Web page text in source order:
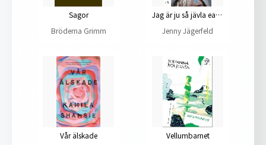
Sagor
Bröderna Grimm
Jag är ju så jävla easy going
Jenny Jägerfeld
Vår älskade
Vellumbarnet